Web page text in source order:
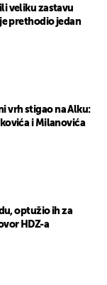
veliku zastavu
prethodio jedan
vrh stigao na Alku:
i Milanovića
optužio ih za
HDZ-a